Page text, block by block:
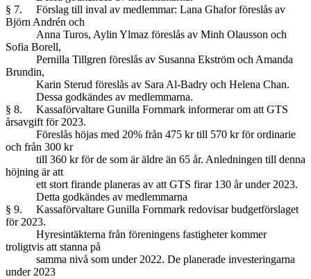
§ 7. Förslag till inval av medlemmar: Lana Ghafor föreslås av
Björn Andrén och
Anna Turos, Aylin Ylmaz föreslås av Minh Olausson och
Sofia Borell,
Pernilla Tillgren föreslås av Susanna Ekström och Amanda
Brundin,
Karin Sterud föreslås av Sara Al-Badry och Helena Chan.
Dessa godkändes av medlemmarna.
§ 8. Kassaförvaltare Gunilla Fornmark informerar om att GTS
årsavgift för 2023.
Föreslås höjas med 20% från 475 kr till 570 kr för ordinarie
och från 300 kr
till 360 kr för de som är äldre än 65 år. Anledningen till denna
höjning är att
ett stort firande planeras av att GTS firar 130 år under 2023.
Detta godkändes av medlemmarna
§ 9. Kassaförvaltare Gunilla Fornmark redovisar budgetförslaget
för 2023.
Hyresintäkterna från föreningens fastigheter kommer
troligtvis att stanna på
samma nivå som under 2022. De planerade investeringarna
under 2023